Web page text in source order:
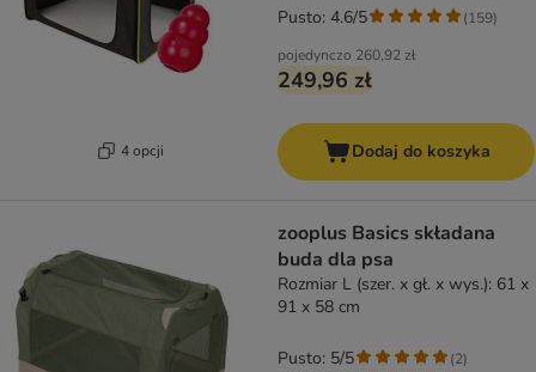
4 opcji
pojedynczo 260,92 zł
249,96 zł
Pusto: 4.6/5 (159)
Dodaj do koszyka
zooplus Basics składana
buda dla psa
Rozmiar L (szer. x gł. x wys.): 61 x
91 x 58 cm
Pusto: 5/5 (2)